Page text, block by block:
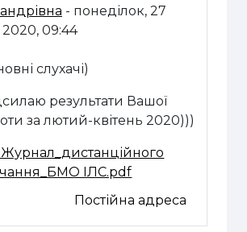
- понеділок, 27
2020, 09:44
слухачі)
результати Вашої
за лютий-квітень 2020)))
Журнал_дистанційного
ІЛС.pdf
Постійна адреса